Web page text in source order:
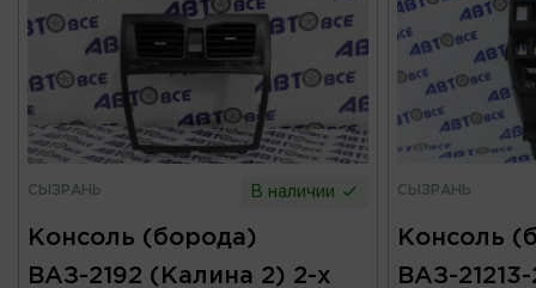
СЫЗРАНЬ В наличии
Консоль (борода)
ВАЗ-2192 (Калина 2) 2-х
СЫЗРАНЬ
Консоль
ВАЗ-21213-